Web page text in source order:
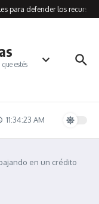
para defender los
estés
11:34:23 AM
en un crédito